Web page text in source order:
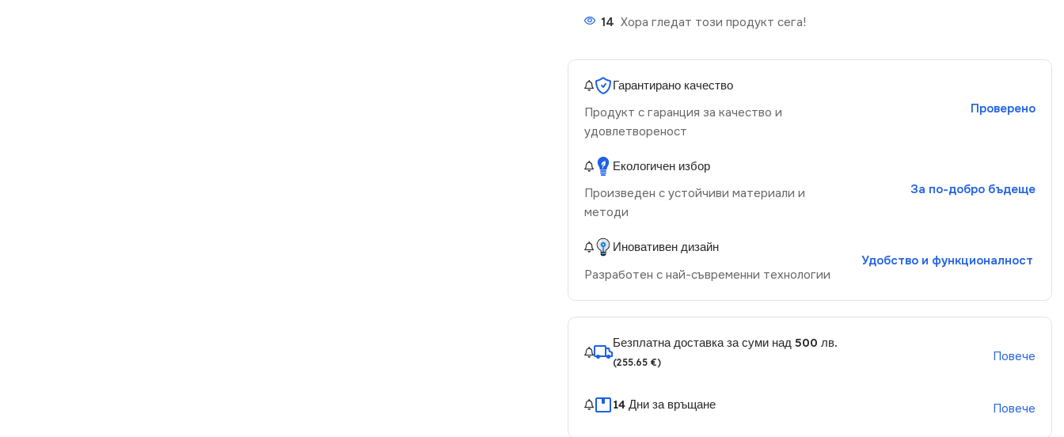
14 Хора гледат този продукт сега!
Гарантирано качество
Продукт с гаранция за качество и
удовлетвореност
Проверено
Екологичен избор
Произведен с устойчиви материали и
методи
За по-добро бъдеще
Иновативен дизайн
Разработен с най-съвременни технологии
Удобство и функционалност
Безплатна доставка за суми над 500 лв.
(255.65 €) Повече
14 Дни за връщане Повече